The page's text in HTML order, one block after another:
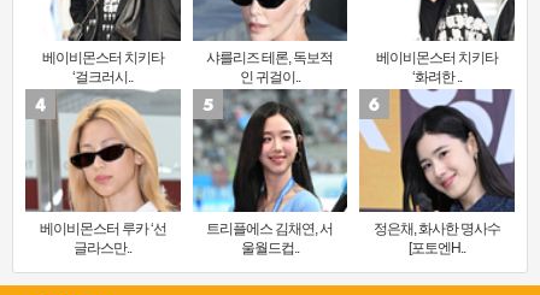
베이비몬스터 치키타
‘걸크러시..
샤를리즈 테론, 독보적
인 귀걸이..
베이비몬스터 치키타
‘화려한 ..
베이비몬스터 루카 ‘선
글라스만..
트리플에스 김채연, 서
울월드컵..
정은채, 화사한 명사수
[포토엔H..